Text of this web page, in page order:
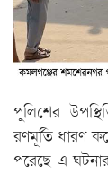
পুলিশের
রণমূর্তি ধারণ
পরেছে এ